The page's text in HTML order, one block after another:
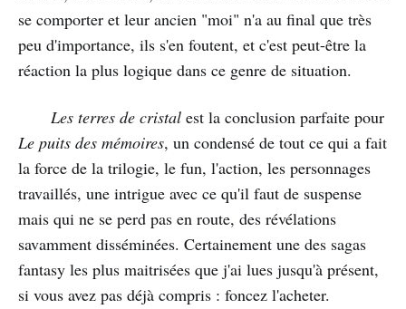
se comporter et leur ancien "moi" n'a au final que très
peu d'importance, ils s'en foutent, et c'est peut-être la
réaction la plus logique dans ce genre de situation.
Les terres de cristal est la conclusion parfaite pour
Le puits des mémoires, un condensé de tout ce qui a fait
la force de la trilogie, le fun, l'action, les personnages
travaillés, une intrigue avec ce qu'il faut de suspense
mais qui ne se perd pas en route, des révélations
savamment disséminées. Certainement une des sagas
fantasy les plus maitrisées que j'ai lues jusqu'à présent,
si vous avez pas déjà compris : foncez l'acheter.